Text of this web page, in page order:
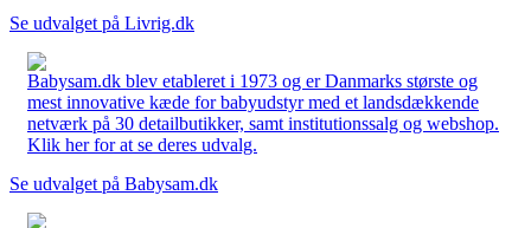
Se udvalget på Livrig.dk
Babysam.dk blev etableret i 1973 og er Danmarks største og
mest innovative kæde for babyudstyr med et landsdækkende
netværk på 30 detailbutikker, samt institutionssalg og webshop.
Klik her for at se deres udvalg.
Se udvalget på Babysam.dk